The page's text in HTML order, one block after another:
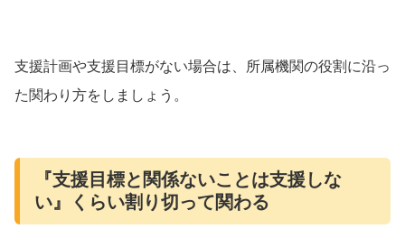
支援計画や支援目標がない場合は、所属機関の役割に沿っ
た関わり方をしましょう。
『支援目標と関係ないことは支援しな
い』くらい割り切って関わる